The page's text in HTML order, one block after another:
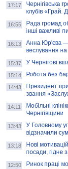
AB InBev Efes
навчальний проєкт
школа",
підприємництва у
Золота тварина:
написало про
скільки на ньому
витрачають?
17:17
Чернігівська
клубів «Грай.
16:55
Рада громад
інші важливі
16:13
Анна Юр'єва —
веслування на
15:37 У Чернігові
15:14 Робота без
14:43
Президент
звання
14:11
Мобільні
Чернігівщини
13:43
У Головному
відзначили
13:18
Нові
посади, гідне
12:50 Ринок праці